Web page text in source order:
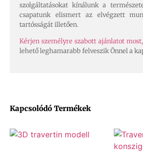
Kapcsolódó Termékek
szolgáltatásokat kínálunk a
csapatunk elismert az elvégzett
tartósságát illetően.
Kérjen személyre szabott ajánlatot most,
lehető leghamarabb felveszik Önnel a